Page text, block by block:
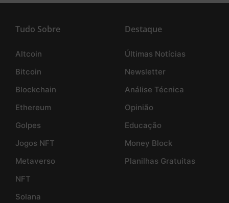
Tudo Sobre
Altcoin
Bitcoin
Blockchain
Ethereum
Golpes
Jogos NFT
Metaverso
NFT
Solana
Destaque
Últimas Notícias
Newsletter
Análise Técnica
Opinião
Educação
Money Block
Planilhas Gratuitas